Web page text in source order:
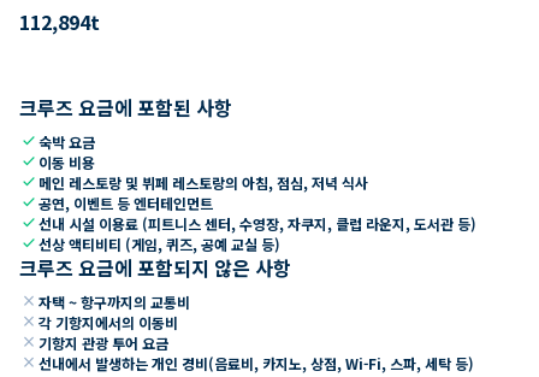
112,894t
크루즈 요금에 포함된 사항
check숙박 요금
check 이동 비용
check 메인 레스토랑 및 뷔페 레스토랑의 아침, 점심, 저녁 식사
check공연, 이벤트 등 엔터테인먼트
check선내 시설 이용료 (피트니스 센터, 수영장, 자쿠지, 클럽 라운지, 도서관 등)
check선상 액티비티 (게임, 퀴즈, 공예 교실 등)
크루즈 요금에 포함되지 않은 사항
close 자택 ~ 항구까지의 교통비
close 각 기항지에서의 이동비
close 기항지 관광 투어 요금
close 선내에서 발생하는 개인 경비(음료비, 카지노, 상점, Wi-Fi, 스파, 세탁 등)